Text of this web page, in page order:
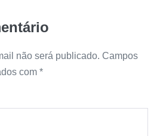
não será publicado. Campos
com *